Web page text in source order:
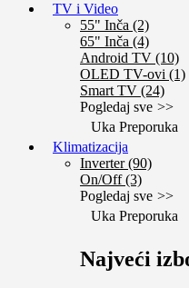
TV i Video
55" Inča (2)
65" Inča (4)
Android TV (10)
OLED TV-ovi (1)
Smart TV (24)
Pogledaj sve
Uka Preporuka
Klimatizacija
Inverter (90)
On/Off (3)
Pogledaj sve
Uka Preporuka
Najveći